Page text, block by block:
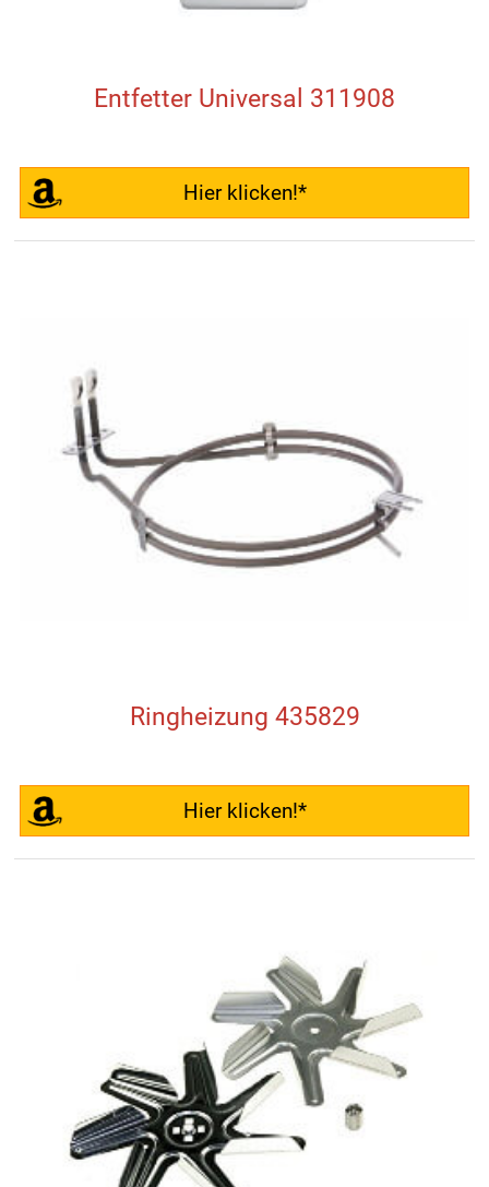
Entfetter Universal 311908
Hier klicken!*
Ringheizung 435829
Hier klicken!*